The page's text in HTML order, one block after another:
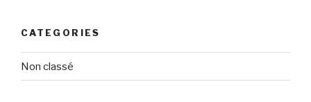
CATEGORIES
Non classé